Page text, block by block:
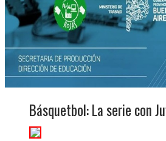
Básquetbol: La serie con